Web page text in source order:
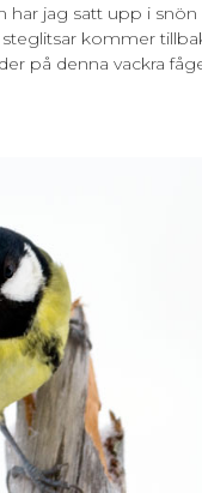
har jag satt upp i snön
kommer
på denna vackra